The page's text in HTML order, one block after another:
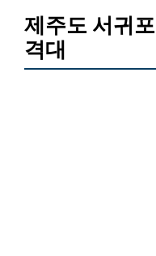
제주도 서귀
격대